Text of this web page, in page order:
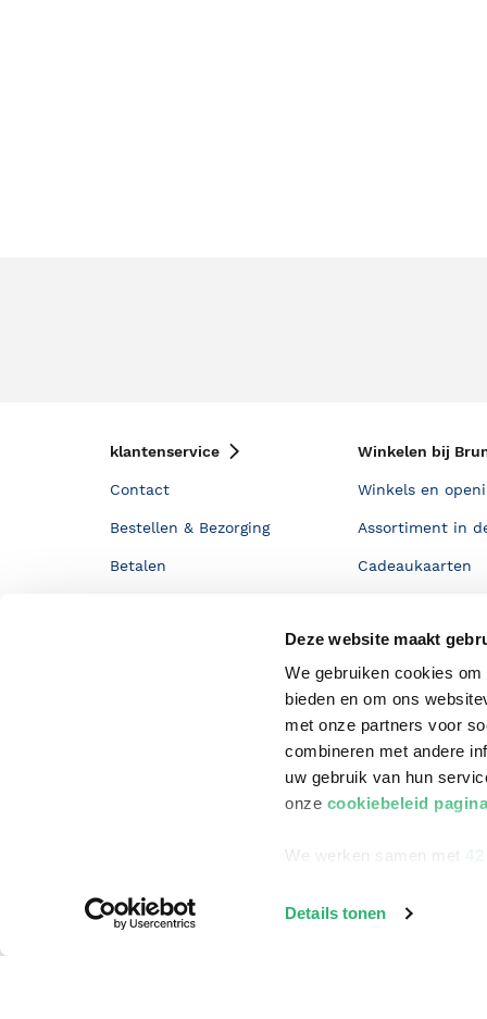
Deze website maakt
We gebruiken cookies
bieden en om ons
met onze partners voor
combineren met andere
uw gebruik van hun
onze cookiebeleid pagina
We werken samen met
Details tonen
klantenservice
Contact
Bestellen & Bezorging
Betalen
Zakelijk boeken bestellen
Winkelen bij
Winkels en
Assortiment in
Cadeaukaarten
Staatsloterij
ING